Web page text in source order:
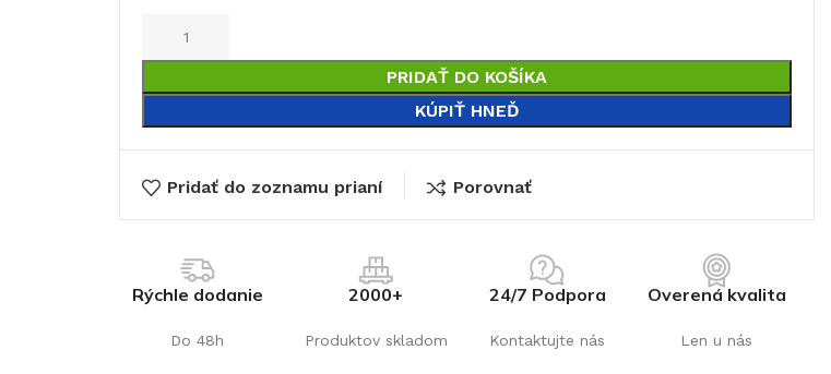
PRIDAŤ DO KOŠÍKA
KÚPIŤ HNEĎ
Pridať do zoznamu prianí Porovnať
Rýchle dodanie
Do 48h
2000+
Produktov skladom
24/7 Podpora
Kontaktujte nás
Overená kvalita
Len u nás